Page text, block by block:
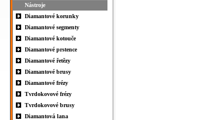
Nástroje
Diamantové korunky
Diamantové segmenty
Diamantové kotouče
Diamantové prstence
Diamantové řetězy
Diamantové brusy
Diamantové frézy
Tvrdokovové frézy
Tvrdokovové brusy
Diamantová lana